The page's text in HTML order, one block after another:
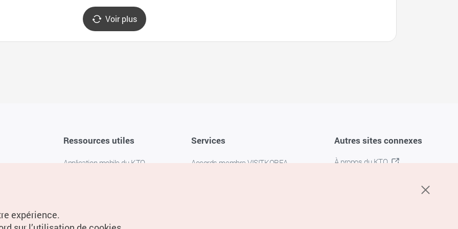
Voir plus
Ressources utiles
Application mobile du KTO
Services
Accords membre VISITKOREA
Autres sites connexes
À propos du KTO
expérience.